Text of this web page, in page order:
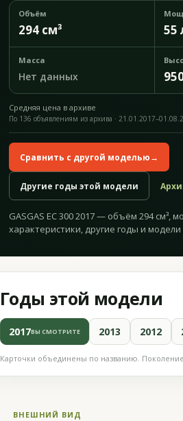
Объём
294 см³ 55
Масса
Нет данных
Средняя цена в архиве
По 136 объявлениям из архива ·
Сравнить с другой моделью→
Другие годы этой модели
GASGAS EC 300 2017 — объём 294 см³,
характеристики, другие годы и
Годы этой модели
2017ВЫ СМОТРИТЕ 2013 2012
Карточки объединены по названию.
ВНЕШНИЙ ВИД